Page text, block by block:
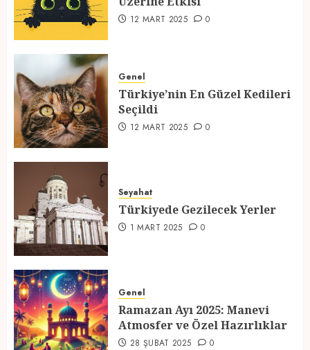
2
3
Seçildi
12 MART 2025 0
4
1 MART 2025
5
Atmosfer ve Özel Hazırlıklar
28 ŞUBAT 2025 0
12 MART 2025 0
Genel
Türkiye’nin En Güzel Kedileri
Seçildi
12 MART 2025 0
Seyahat
Türkiyede Gezilecek Yerler
1 MART 2025 0
Genel
Ramazan Ayı 2025: Manevi
Atmosfer ve Özel Hazırlıklar
28 ŞUBAT 2025 0